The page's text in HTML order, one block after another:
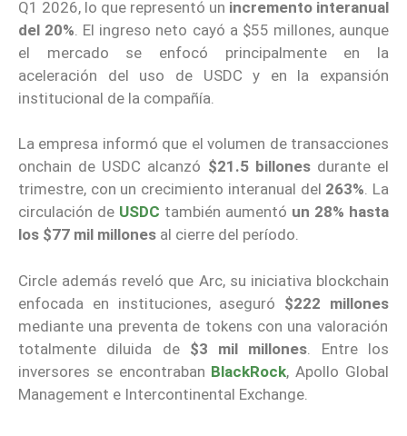
Q1 2026, lo que representó un incremento interanual
del 20% . El ingreso neto cayó a $55 millones, aunque
el mercado se enfocó principalmente en la
aceleración del uso de USDC y en la expansión
institucional de la compañía.
La empresa informó que el volumen de transacciones
onchain de USDC alcanzó $21.5 billonesdurante el
trimestre, con un crecimiento interanual del 263%. La
circulación de USDC también aumentó un 28% hasta
los $77 mil millones al cierre del período.
Circle además reveló que Arc, su iniciativa blockchain
enfocada en instituciones, aseguró $222 millones
mediante una preventa de tokens con una valoración
totalmente diluida de $3 mil millones . Entre los
inversores se encontraban BlackRock, Apollo Global
Management e Intercontinental Exchange.